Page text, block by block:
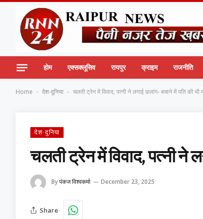
होम एक्सक्लूसिव रायपुर क्राइम राजनीति
Home - देश-दुनिया - चलती ट्रेन में विवाद, पत्नी ने लगाई छलांग- बचाने में पति की भी
देश-दुनिया
चलती ट्रेन में विवाद, पत्नी ने
Byपंकज विश्वकर्मा December 23, 2025
Share